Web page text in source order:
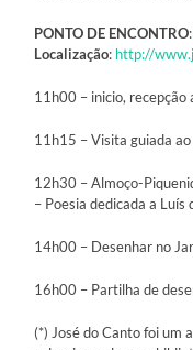
PONTO DE ENCONTRO:
Localização: http://
11h00 – inicio, recepção
11h15 – Visita guiada
12h30 – Almoço-
– Poesia dedicada a Luís
14h00 – Desenhar no
16h00 – Partilha de
(*) José do Canto foi um